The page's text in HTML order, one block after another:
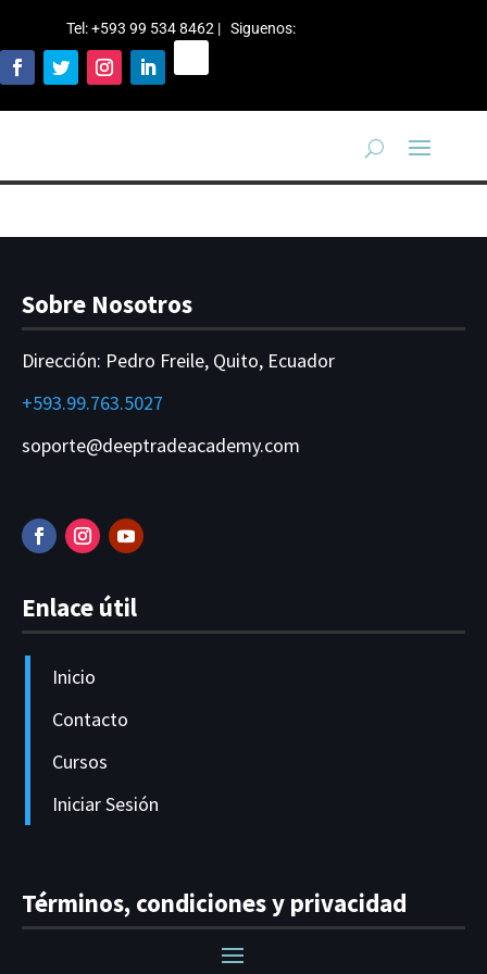
Tel: +593 99 534 8462 | Siguenos:
Sobre Nosotros
Dirección: Pedro Freile, Quito, Ecuador
+593.99.763.5027
soporte@deeptradeacademy.com
Enlace útil
Inicio
Contacto
Cursos
Iniciar Sesión
Términos, condiciones y privacidad